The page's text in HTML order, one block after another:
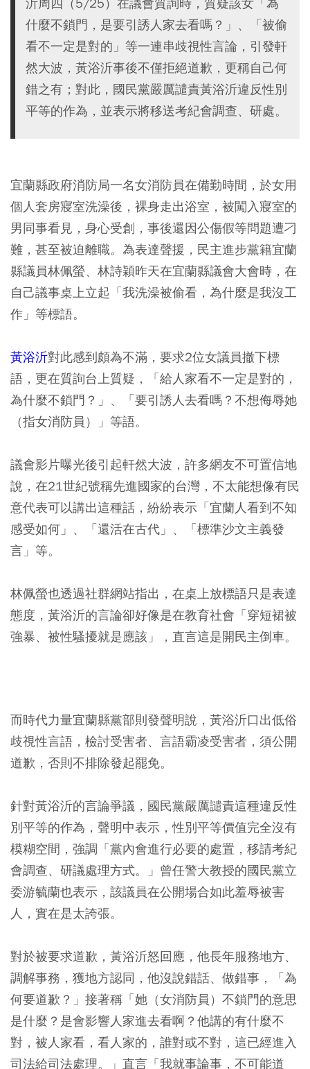
什麼不鎖門，是要引誘人家去看嗎？」、「被偷
看不一定是對的」等一連串歧視性言論，引發軒
然大波，黃浴沂事後不僅拒絕道歉，更稱自己何
錯之有；對此，國民黨嚴厲譴責黃浴沂違反性別
平等的作為，並表示將移送考紀會調查、研處。
宜蘭縣政府消防局一名女消防員在備勤時間，於女用
個人套房寢室洗澡後，裸身走出浴室，被闖入寢室的
男同事看見，身心受創，事後還因公傷假等問題遭刁
難，甚至被迫離職。為表達聲援，民主進步黨籍宜蘭
縣議員林佩螢、林詩穎昨天在宜蘭縣議會大會時，在
自己議事桌上立起「我洗澡被偷看，為什麼是我沒工
作」等標語。
黃浴沂對此感到頗為不滿，要求2位女議員撤下標
語，更在質詢台上質疑，「給人家看不一定是對的，
為什麼不鎖門？」、「要引誘人去看嗎？不想侮辱她
（指女消防員）」等語。
議會影片曝光後引起軒然大波，許多網友不可置信地
說，在21世紀號稱先進國家的台灣，不太能想像有民
意代表可以講出這種話，紛紛表示「宜蘭人看到不知
感受如何」、「還活在古代」、「標準沙文主義發
言」等。
林佩螢也透過社群網站指出，在桌上放標語只是表達
態度，黃浴沂的言論卻好像是在教育社會「穿短裙被
強暴、被性騷擾就是應該」，直言這是開民主倒車。
而時代力量宜蘭縣黨部則發聲明說，黃浴沂口出低俗
歧視性言語，檢討受害者、言語霸凌受害者，須公開
道歉，否則不排除發起罷免。
針對黃浴沂的言論爭議，國民黨嚴厲譴責這種違反性
別平等的作為，聲明中表示，性別平等價值完全沒有
模糊空間，強調「黨內會進行必要的處置，移請考紀
會調查、研議處理方式。」曾任警大教授的國民黨立
委游毓蘭也表示，該議員在公開場合如此羞辱被害
人，實在是太誇張。
對於被要求道歉，黃浴沂怒回應，他長年服務地方、
調解事務，獲地方認同，他沒說錯話、做錯事，「為
何要道歉？」接著稱「她（女消防員）不鎖門的意思
是什麼？是會影響人家進去看啊？他講的有什麼不
對，被人家看，看人家的，誰對或不對，這已經進入
司法給司法處理。」直言「我就事論事，不可能道